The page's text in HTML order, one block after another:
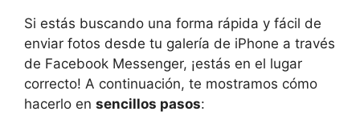
Si estás buscando una forma rápida y fácil de
enviar fotos desde tu galería de iPhone a través
de Facebook Messenger, ¡estás en el lugar
correcto! A continuación, te mostramos cómo
hacerlo en sencillos pasos: